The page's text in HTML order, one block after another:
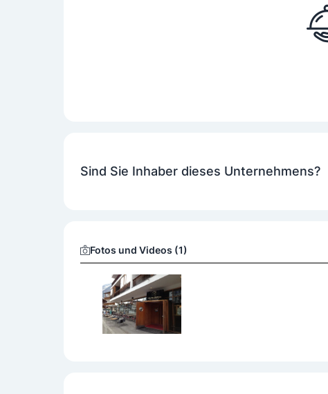
Sind Sie Inhaber dieses Unternehmens?
Fotos und Videos (1)